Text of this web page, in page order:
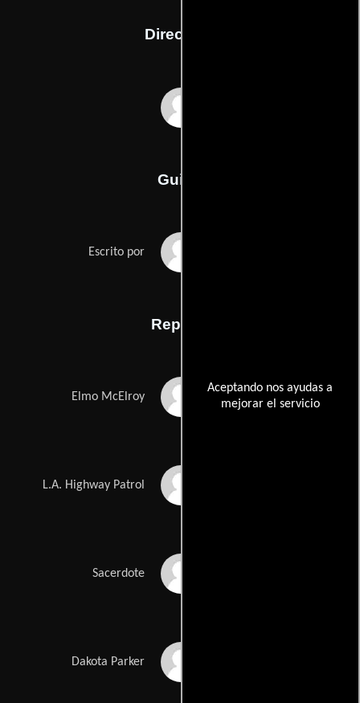
Aceptando nos ayudas a
mejorar el servicio
Dirección
Guión
Escrito por
Reparto
Elmo McElroy Samuel L. Jackson
L.A. Highway Patrol
Sacerdote
Dakota Parker